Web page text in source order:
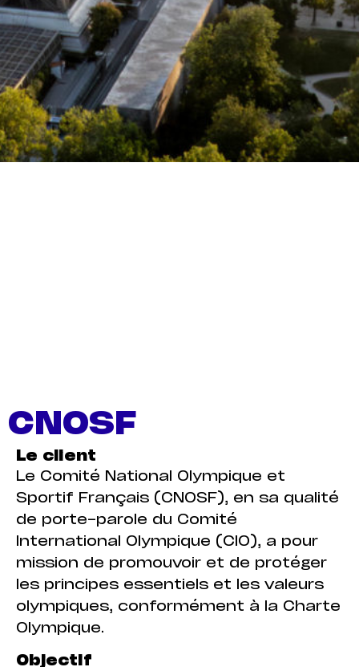
CNOSF
Le client
Le Comité National Olympique et
Sportif Français (CNOSF), en sa qualité
de porte-parole du Comité
International Olympique (CIO), a pour
mission de promouvoir et de protéger
les principes essentiels et les valeurs
olympiques, conformément à la Charte
Olympique.
Objectif